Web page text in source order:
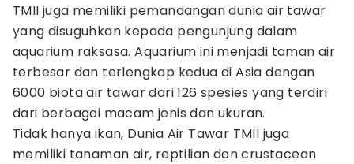
TMII juga memiliki pemandangan dunia air tawar
yang disuguhkan kepada pengunjung dalam
aquarium raksasa. Aquarium ini menjadi taman air
terbesar dan terlengkap kedua di Asia dengan
6000 biota air tawar dari 126 spesies yang terdiri
dari berbagai macam jenis dan ukuran.
Tidak hanya ikan, Dunia Air Tawar TMII juga
memiliki tanaman air, reptilian dan crustacean